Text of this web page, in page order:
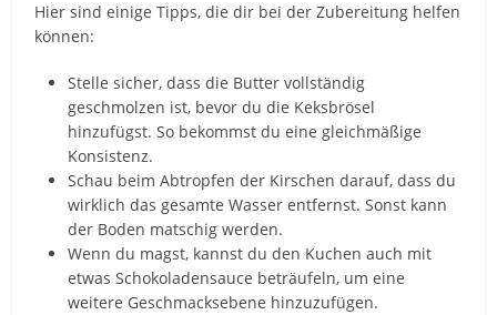
Hier sind einige Tipps, die dir bei der Zubereitung helfen
können:
Stelle sicher, dass die Butter vollständig
geschmolzen ist, bevor du die Keksbrösel
hinzufügst. So bekommst du eine gleichmäßige
Konsistenz.
Schau beim Abtropfen der Kirschen darauf, dass du
wirklich das gesamte Wasser entfernst. Sonst kann
der Boden matschig werden.
Wenn du magst, kannst du den Kuchen auch mit
etwas Schokoladensauce beträufeln, um eine
weitere Geschmacksebene hinzuzufügen.